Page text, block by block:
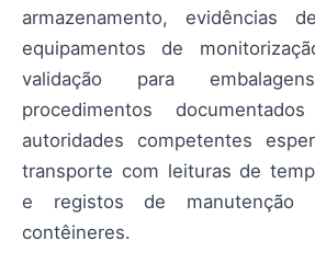
armazenamento, evidências
equipamentos de
validação para
procedimentos
autoridades competentes
transporte com leituras de
e registos de manutenção
contêineres.